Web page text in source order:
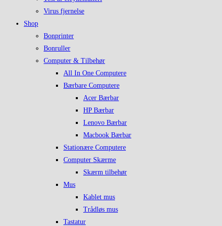
Virus fjernelse
Shop
Bonprinter
Bonruller
Computer & Tilbehør
All In One Computere
Bærbare Computere
Acer Bærbar
HP Bærbar
Lenovo Bærbar
Macbook Bærbar
Stationære Computere
Computer Skærme
Skærm tilbehør
Mus
Kablet mus
Trådløs mus
Tastatur